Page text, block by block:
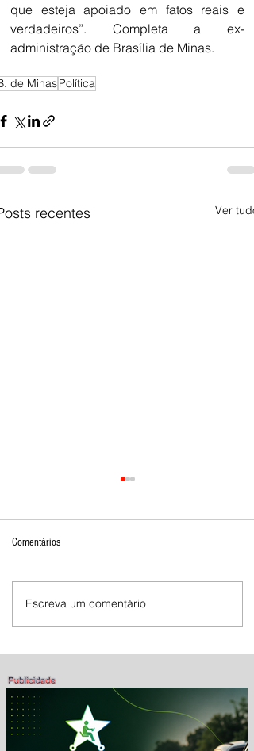
que esteja apoiado em fatos reais e
verdadeiros”. Completa a ex-
administração de Brasília de Minas.
de MinasPolítica
recentes Ver tudo
Mostra de Dança Artística celebra
cultura e talento em Brasília de
Comentários
Escreva um comentário